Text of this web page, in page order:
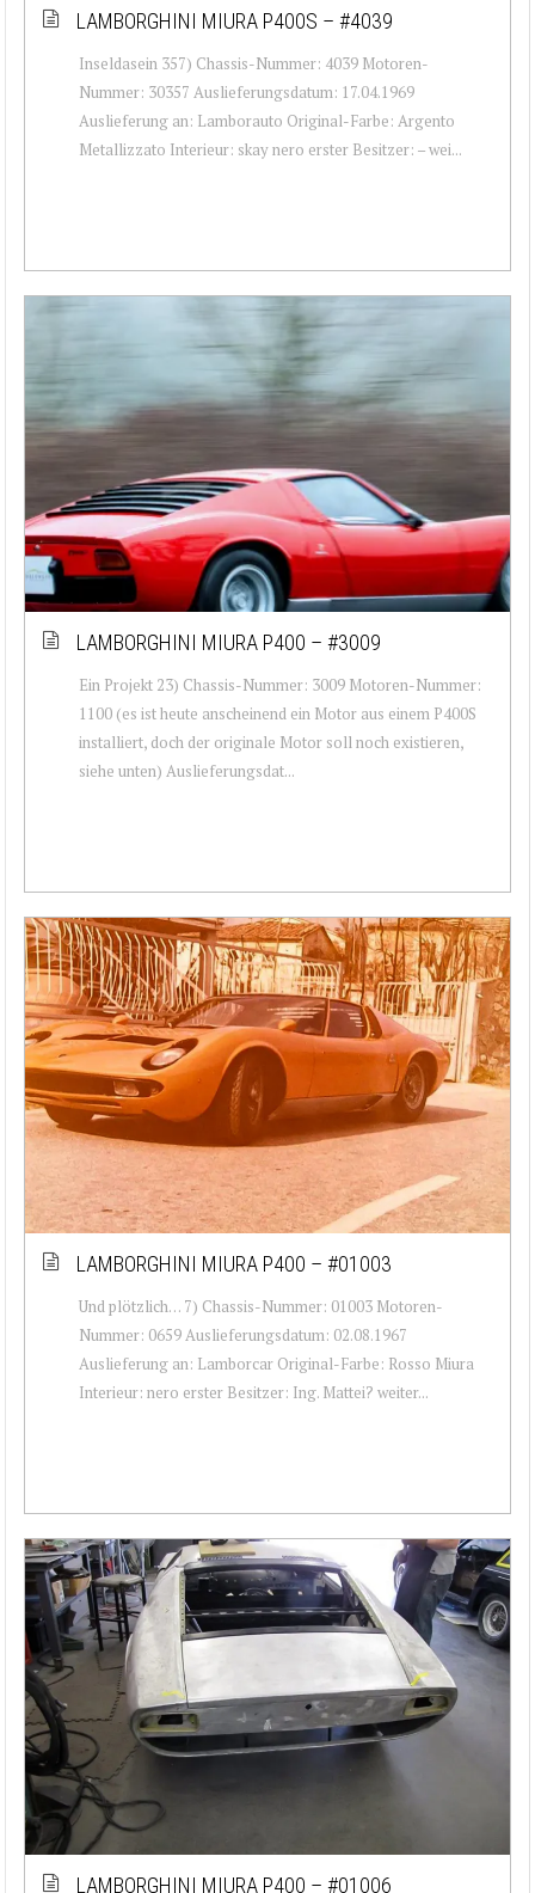
LAMBORGHINI MIURA P400S – #4039
Inseldasein 357) Chassis-Nummer: 4039 Motoren-
Nummer: 30357 Auslieferungsdatum: 17.04.1969
Auslieferung an: Lamborauto Original-Farbe: Argento
Metallizzato Interieur: skay nero erster Besitzer: – wei...
LAMBORGHINI MIURA P400 – #3009
Ein Projekt 23) Chassis-Nummer: 3009 Motoren-Nummer:
1100 (es ist heute anscheinend ein Motor aus einem P400S
installiert, doch der originale Motor soll noch existieren,
siehe unten) Auslieferungsdat...
LAMBORGHINI MIURA P400 – #01003
Und plötzlich… 7) Chassis-Nummer: 01003 Motoren-
Nummer: 0659 Auslieferungsdatum: 02.08.1967
Auslieferung an: Lamborcar Original-Farbe: Rosso Miura
Interieur: nero erster Besitzer: Ing. Mattei? weiter...
LAMBORGHINI MIURA P400 – #01006